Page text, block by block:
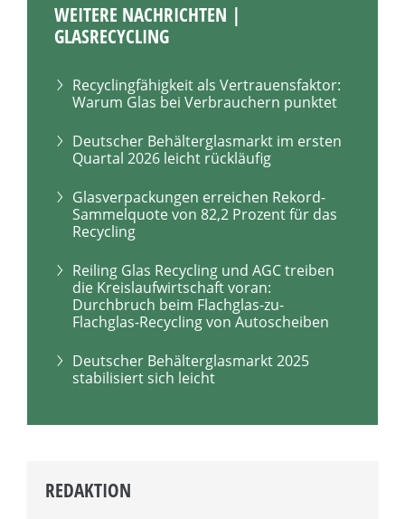
WEITERE NACHRICHTEN |
GLASRECYCLING
Recyclingfähigkeit als Vertrauensfaktor:
Warum Glas bei Verbrauchern punktet
Deutscher Behälterglasmarkt im ersten
Quartal 2026 leicht rückläufig
Glasverpackungen erreichen Rekord-
Sammelquote von 82,2 Prozent für das
Recycling
Reiling Glas Recycling und AGC treiben
die Kreislaufwirtschaft voran:
Durchbruch beim Flachglas-zu-
Flachglas-Recycling von Autoscheiben
Deutscher Behälterglasmarkt 2025
stabilisiert sich leicht
REDAKTION